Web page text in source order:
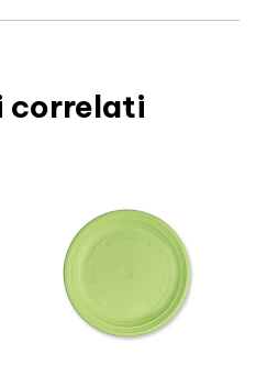
correlati